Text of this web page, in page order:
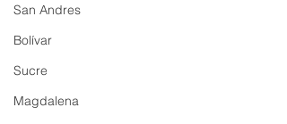
San Andres
Bolívar
Sucre
Magdalena